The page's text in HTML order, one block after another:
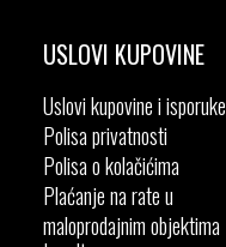
USLOVI KUPOVINE
Uslovi kupovine i isporuke
Polisa privatnosti
Polisa o kolačićima
Plaćanje na rate u
maloprodajnim objektima